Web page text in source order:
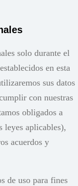
solo durante el
en esta
sus datos
con nuestras
obligados a
leyes aplicables),
acuerdos y
de uso para fines